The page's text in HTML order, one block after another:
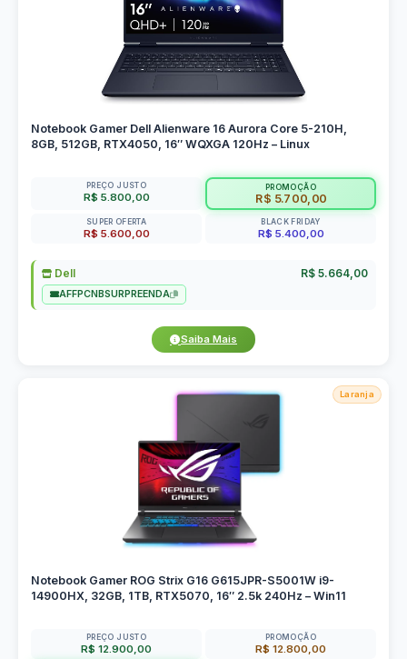
Notebook Gamer Dell Alienware 16 Aurora Core 5-210H,
8GB, 512GB, RTX4050, 16″ WQXGA 120Hz – Linux
PREÇO JUSTO
R$ 5.800,00
PROMOÇÃO
R$ 5.700,00
SUPER OFERTA
R$ 5.600,00
BLACK FRIDAY
R$ 5.400,00
Dell R$ 5.664,00
AFFPCNBSURPREENDA
Saiba Mais
Laranja
Notebook Gamer ROG Strix G16 G615JPR-S5001W i9-
14900HX, 32GB, 1TB, RTX5070, 16″ 2.5k 240Hz – Win11
PREÇO JUSTO
R$ 12.900,00
PROMOÇÃO
R$ 12.800,00